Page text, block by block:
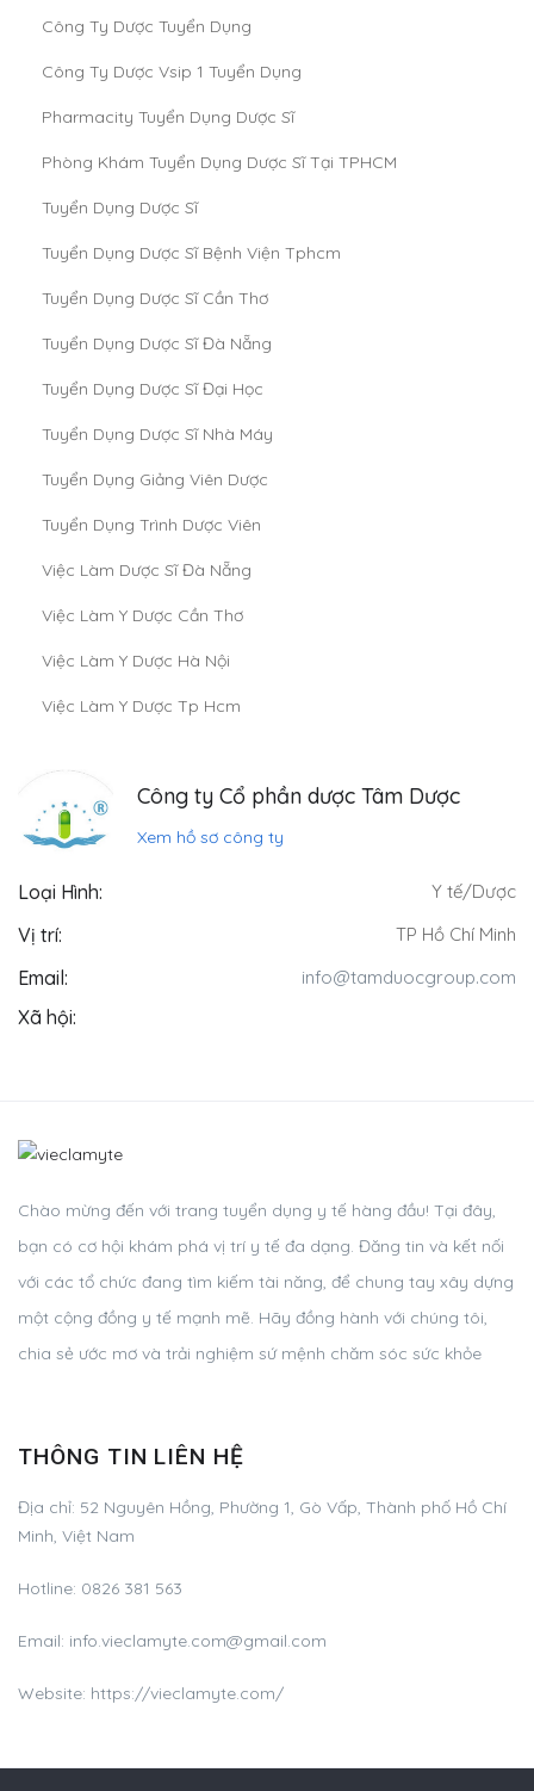
Công Ty Dược Tuyển Dụng
Công Ty Dược Vsip 1 Tuyển Dụng
Pharmacity Tuyển Dụng Dược Sĩ
Phòng Khám Tuyển Dụng Dược Sĩ Tại TPHCM
Tuyển Dụng Dược Sĩ
Tuyển Dụng Dược Sĩ Bệnh Viện Tphcm
Tuyển Dụng Dược Sĩ Cần Thơ
Tuyển Dụng Dược Sĩ Đà Nẵng
Tuyển Dụng Dược Sĩ Đại Học
Tuyển Dụng Dược Sĩ Nhà Máy
Tuyển Dụng Giảng Viên Dược
Tuyển Dụng Trình Dược Viên
Việc Làm Dược Sĩ Đà Nẵng
Việc Làm Y Dược Cần Thơ
Việc Làm Y Dược Hà Nội
Việc Làm Y Dược Tp Hcm
Công ty Cổ phần dược Tâm Dược
Xem hồ sơ công ty
Loại Hình: Y tế/Dược
Vị trí: TP Hồ Chí Minh
Email: info@tamduocgroup.com
Xã hội:
Chào mừng đến với trang tuyển dụng y tế hàng đầu! Tại đây,
bạn có cơ hội khám phá vị trí y tế đa dạng. Đăng tin và kết nối
với các tổ chức đang tìm kiếm tài năng, để chung tay xây dựng
một cộng đồng y tế mạnh mẽ. Hãy đồng hành với chúng tôi,
chia sẻ ước mơ và trải nghiệm sứ mệnh chăm sóc sức khỏe
THÔNG TIN LIÊN HỆ
Địa chỉ: 52 Nguyên Hồng, Phường 1, Gò Vấp, Thành phố Hồ Chí
Minh, Việt Nam
Hotline: 0826 381 563
Email: info.vieclamyte.com@gmail.com
Website: https://vieclamyte.com/